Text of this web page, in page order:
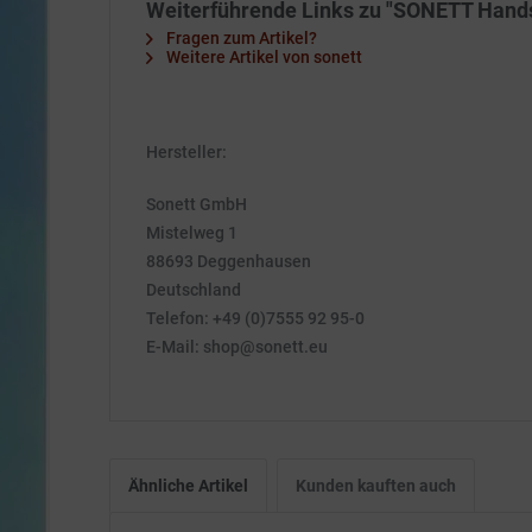
Weiterführende Links zu "SONETT
Fragen zum Artikel?
Weitere Artikel von sonett
Hersteller:
Sonett GmbH
Mistelweg 1
88693 Deggenhausen
Deutschland
Telefon: +49 (0)7555 92 95-0
E-Mail: shop@sonett.eu
Ähnliche Artikel Kunden kauften auch